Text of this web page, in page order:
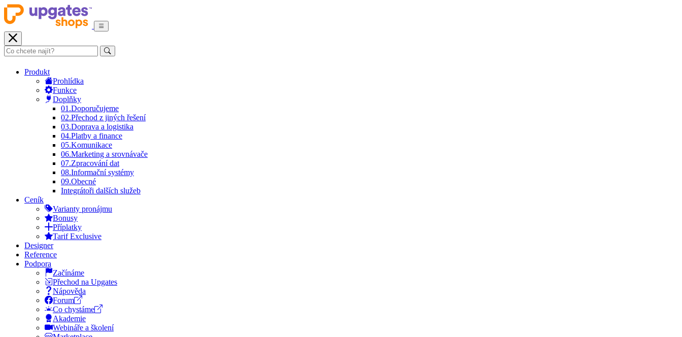
Produkt
Prohlídka
Funkce
Doplňky
01.Doporučujeme
02.Přechod z jiných řešení
03.Doprava a logistika
04.Platby a finance
05.Komunikace
06.Marketing a srovnávače
07.Zpracování dat
08.Informační systémy
09.Obecné
Integrátoři dalších služeb
Ceník
Varianty pronájmu
Bonusy
Příplatky
Tarif Exclusive
Designer
Reference
Podpora
Začínáme
Přechod na Upgates
Nápověda
Forum
Co chystáme
Akademie
Webináře a školení